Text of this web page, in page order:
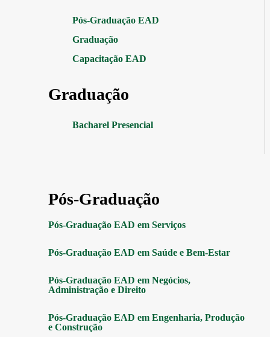
Pós-Graduação EAD
Graduação
Capacitação EAD
Graduação
Bacharel Presencial
Pós-Graduação
Pós-Graduação EAD em Serviços
Pós-Graduação EAD em Saúde e Bem-Estar
Pós-Graduação EAD em Negócios,
Administração e Direito
Pós-Graduação EAD em Engenharia, Produção
e Construção